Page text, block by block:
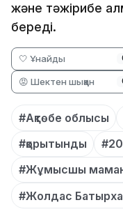
және тәжірибе
береді.
🤍 Ұнайды
😡 Шектен шыққан
#Ақтөбе облысы
#қорытынды
#Жұмысшы
#Жолдас